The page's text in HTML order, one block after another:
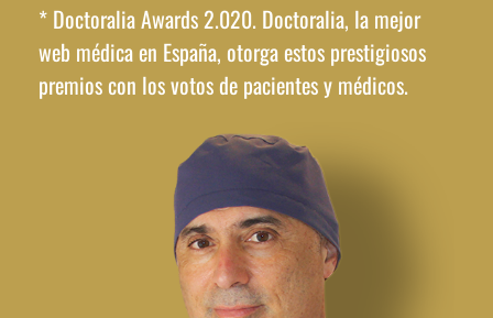
* Doctoralia Awards 2.020. Doctoralia, la mejor
web médica en España, otorga estos prestigiosos
premios con los votos de pacientes y médicos.